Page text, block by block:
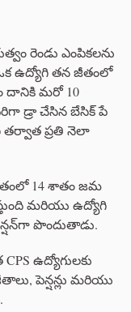
రెండు ఎంపికలను
ఉద్యోగి తన జీతంలో
దానికి మరో 10
డ్రా చేసిన బేసిక్ పే
తర్వాత ప్రతి నెలా
14 శాతం జమ
మరియు ఉద్యోగి
పొందుతాడు.
CPS ఉద్యోగులకు
పెన్షన్లు మరియు